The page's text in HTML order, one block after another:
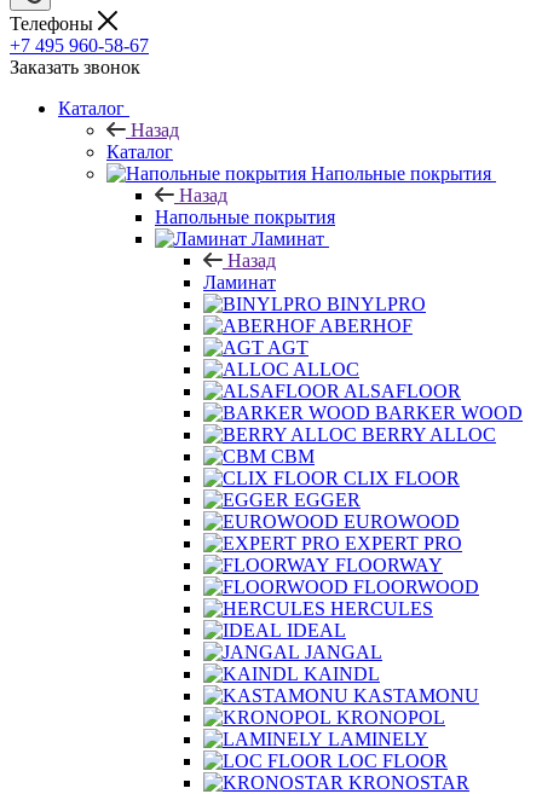
Телефоны
+7 495 960-58-67
Заказать звонок
Каталог
Назад
Каталог
Напольные покрытия
Назад
Напольные покрытия
Ламинат
Назад
Ламинат
BINYLPRO
ABERHOF
AGT
ALLOC
ALSAFLOOR
BARKER WOOD
BERRY ALLOC
CBM
CLIX FLOOR
EGGER
EUROWOOD
EXPERT PRO
FLOORWAY
FLOORWOOD
HERCULES
IDEAL
JANGAL
KAINDL
KASTAMONU
KRONOPOL
LAMINELY
LOC FLOOR
KRONOSTAR